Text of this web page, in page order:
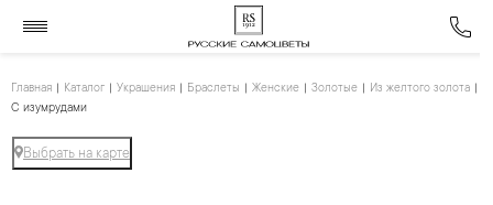
Главная Каталог Украшения Браслеты Женские Золотые
Из желтого золота
С изумрудами
Выбрать на карте